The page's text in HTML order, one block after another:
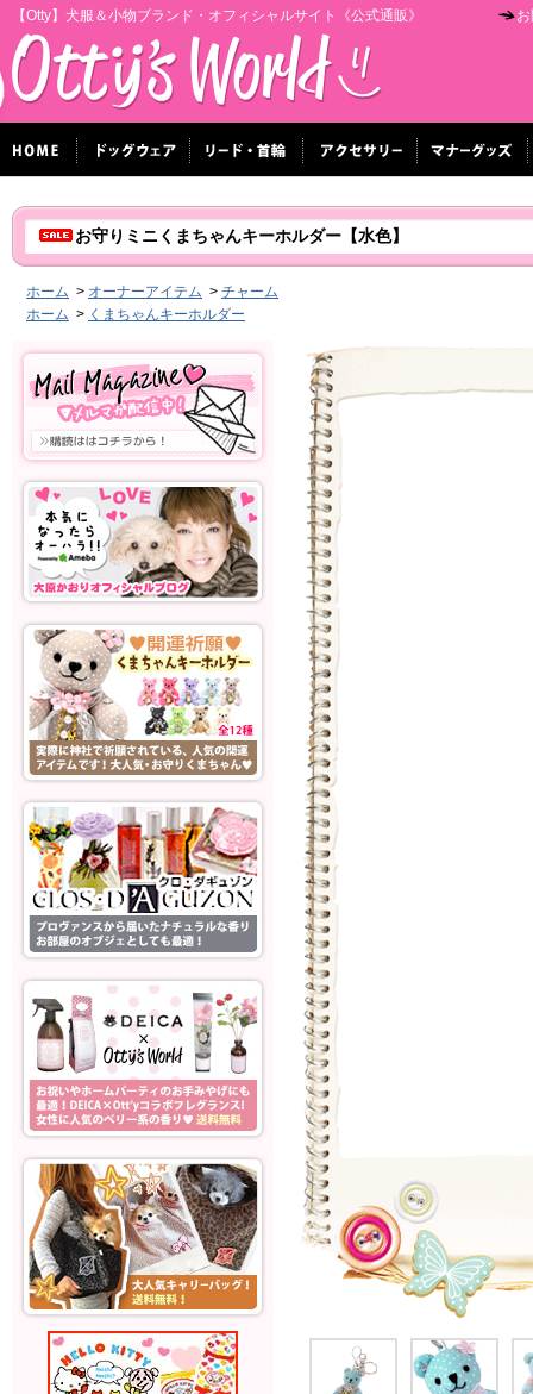
【Otty】犬服＆小物ブランド・オフィシャルサイト《公式通販》
お守りミニくまちゃんキーホルダー【水色】
ホーム > オーナーアイテム > チャーム
ホーム > くまちゃんキーホルダー